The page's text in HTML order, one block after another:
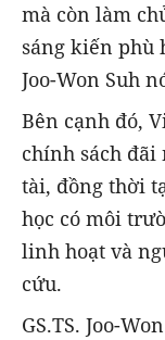
mà còn làm
sáng kiến phù
Joo-Won Suh
Bên cạnh đó,
chính sách đãi
tài, đồng thời
học có môi
linh hoạt và
cứu.
GS.TS. Joo-